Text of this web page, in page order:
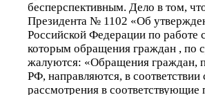
бесперспективным. Дело в том,
Президента № 1102 «Об
Российской Федерации по работе
которым обращения граждан , по
жалуются: «Обращения граждан,
РФ, направляются, в
рассмотрения в